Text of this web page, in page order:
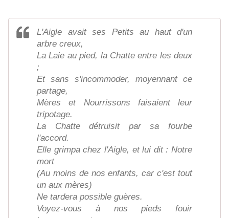
L'Aigle avait ses Petits au haut d'un
arbre creux,
La Laie au pied, la Chatte entre les deux
;
Et sans s'incommoder, moyennant ce
partage,
Mères et Nourrissons faisaient leur
tripotage.
La Chatte détruisit par sa fourbe
l'accord.
Elle grimpa chez l'Aigle, et lui dit : Notre
mort
(Au moins de nos enfants, car c'est tout
un aux mères)
Ne tardera possible guères.
Voyez-vous à nos pieds fouir